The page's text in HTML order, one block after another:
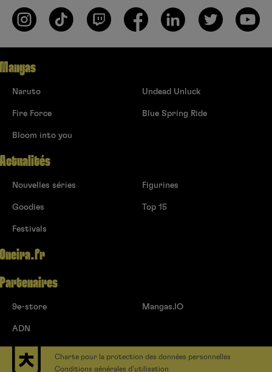
Mangas
Naruto
Fire Force
Bloom into you
Undead Unluck
Blue Spring Ride
Actualités
Nouvelles séries
Goodies
Festivals
Figurines
Top 15
Oneira.fr
Partenaires
9e-store
ADN
Mangas.IO
Charte pour la protection des données personnelles
Conditions générales d’utilisation